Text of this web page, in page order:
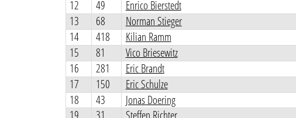
12
49 Enrico Bierstedt
13
68 Norman Stieger
14
418 Kilian Ramm
15
81 Vico Briesewitz
16
281 Eric Brandt
17
150 Eric Schulze
18
43 Jonas Doering